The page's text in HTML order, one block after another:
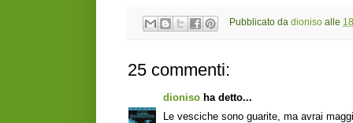
Pubblicato dadioniso alle
25 commenti:
dioniso ha detto...
Le vesciche sono guarite, ma avrai